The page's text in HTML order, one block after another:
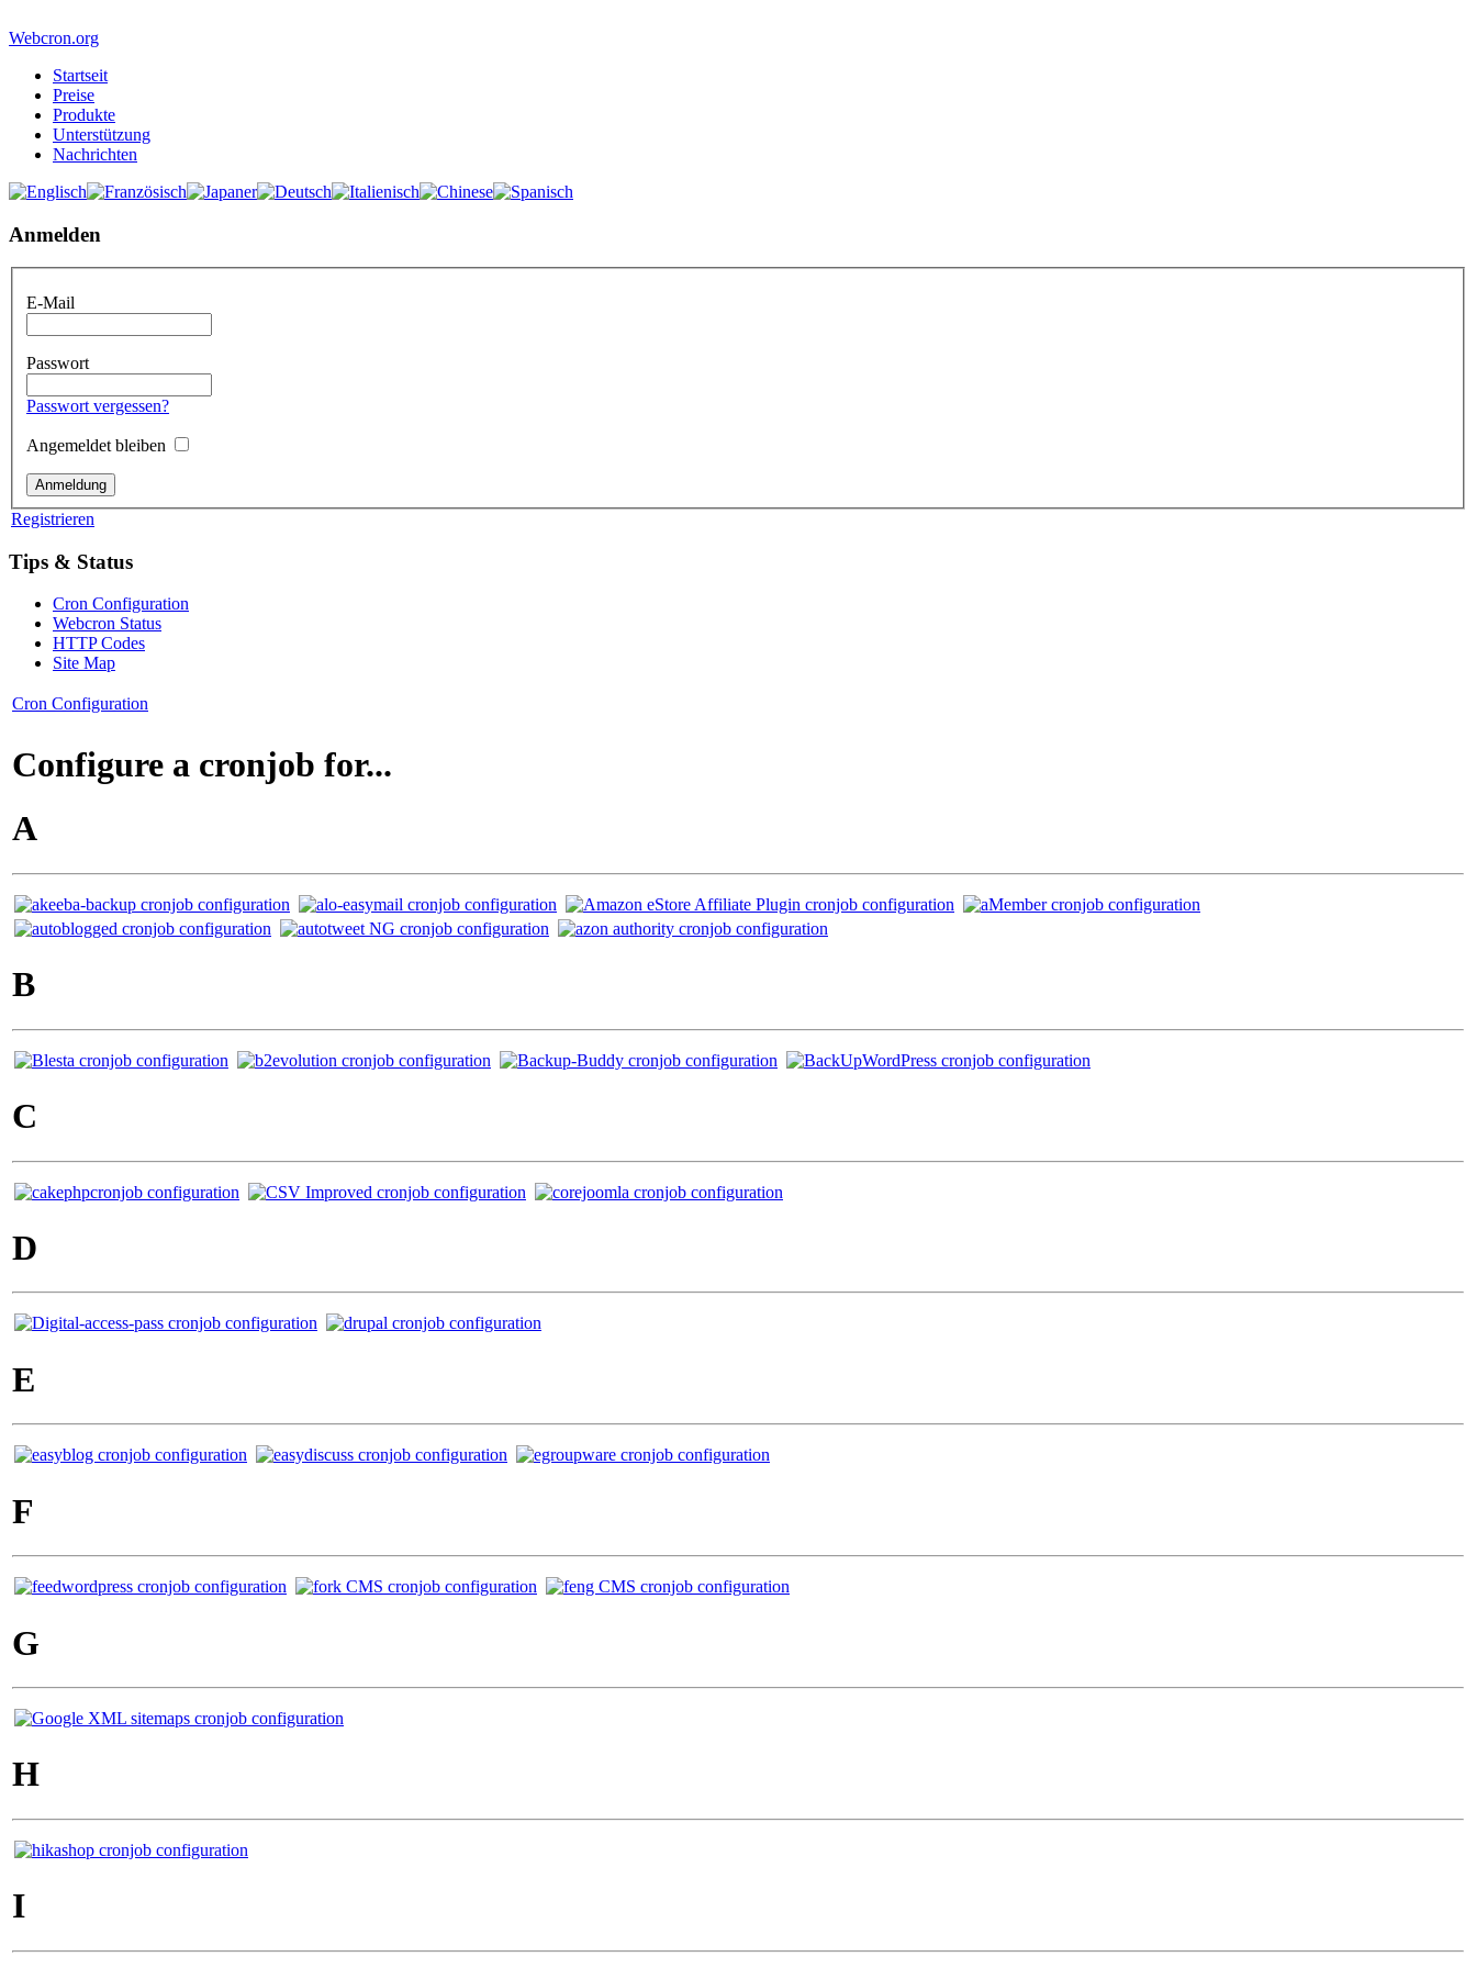
Webcron.org
Startseit
Preise
Produkte
Unterstützung
Nachrichten
Anmelden
E-Mail
Passwort
Passwort vergessen?
Angemeldet bleiben
Registrieren
Tips & Status
Cron Configuration
Webcron Status
HTTP Codes
Site Map
Cron Configuration
Configure a cronjob for...
A
B
C
D
E
F
G
H
I